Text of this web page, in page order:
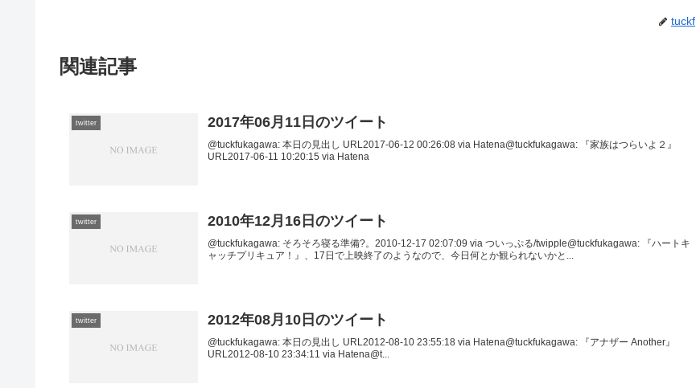
tuckf
関連記事
twitter 2017年06月11日のツイート
@tuckfukagawa: 本日の見出し URL2017-06-12 00:26:08 via Hatena@tuckfukagawa: 『家族はつらいよ２』
URL2017-06-11 10:20:15 via Hatena
twitter 2010年12月16日のツイート
@tuckfukagawa: そろそろ寝る準備?。2010-12-17 02:07:09 via ついっぷる/twipple@tuckfukagawa: 『ハートキ
ャッチプリキュア！』、17日で上映終了のようなので、今日何とか観られないかと...
twitter 2012年08月10日のツイート
@tuckfukagawa: 本日の見出し URL2012-08-10 23:55:18 via Hatena@tuckfukagawa: 『アナザー Another』
URL2012-08-10 23:34:11 via Hatena@t...